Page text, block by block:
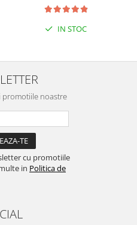
IN STOC
promotiile noastre
cu promotiile
in Politica de